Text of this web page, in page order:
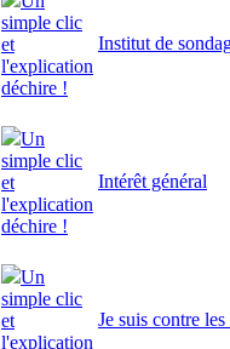
simple clic
et
l'explication
déchire !
Institut de
Un
simple clic
et
l'explication
déchire !
Intérêt général
Un
simple clic
et
l'explication
Je suis contre